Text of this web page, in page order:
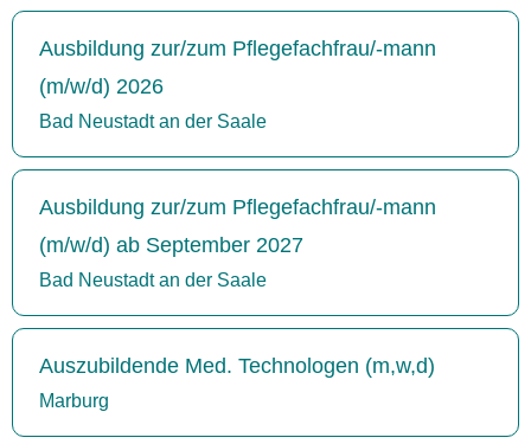
Ausbildung zur/zum Pflegefachfrau/-mann
(m/w/d) 2026
Bad Neustadt an der Saale
Ausbildung zur/zum Pflegefachfrau/-mann
(m/w/d) ab September 2027
Bad Neustadt an der Saale
Auszubildende Med. Technologen (m,w,d)
Marburg